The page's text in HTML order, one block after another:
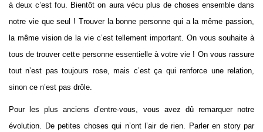
à deux c’est fou. Bientôt on aura vécu plus de choses ensemble dans
notre vie que seul ! Trouver la bonne personne qui a la même passion,
la même vision de la vie c’est tellement important. On vous souhaite à
tous de trouver cette personne essentielle à votre vie ! On vous rassure
tout n’est pas toujours rose, mais c’est ça qui renforce une relation,
sinon ce n’est pas drôle.
Pour les plus anciens d’entre-vous, vous avez dû remarquer notre
évolution. De petites choses qui n’ont l’air de rien. Parler en story par